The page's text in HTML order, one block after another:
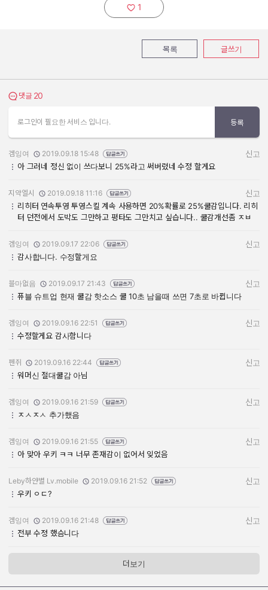
추천하기:
1
목록 글쓰기
댓글 보기
댓글 20
로그인이 필요한 서비스 입니다. 등록
작성자:
겜잉여
작성일:
2019.09.18 15:48
신고
아 그러네 정신 없이 쓰다보니 25%라고 써버렸네 수정 할게요
작성자:
지약엘시
작성일:
2019.09.18 11:16
신고
리히터 연속투영 투영스킬 계속 사용하면 20%확률로 25%쿨감입니다. 리히
터 던전에서 도박도 그만하고 평타도 그만치고 싶습니다.. 쿨감개선좀 ㅈㅂ
작성자:
겜잉여
작성일:
2019.09.17 22:06
신고
감사합니다. 수정할게요
작성자:
블마없음
작성일:
2019.09.17 21:43
신고
퓨블 슈트업 현재 쿨감 핫소스 쿨 10초 남을때 쓰면 7초로 바뀝니다
작성자:
겜잉여
작성일:
2019.09.16 22:51
신고
수정할게요 감사함니다
작성자:
펜쥐
작성일:
2019.09.16 22:44
신고
워머신 절대쿨감 아님
작성자:
겜잉여
작성일:
2019.09.16 21:59
신고
ㅈㅅㅈㅅ 추가했음
작성자:
겜잉여
작성일:
2019.09.16 21:55
신고
아 맞아 우키 ㅋㅋ 너무 존재감이 없어서 잊었음
작성자:
Leby하얀별 Lv.mobile
작성일:
2019.09.16 21:52
신고
우키 ㅇㄷ?
작성자:
겜잉여
작성일:
2019.09.16 21:48
신고
전부 수정 했슴니다
더보기